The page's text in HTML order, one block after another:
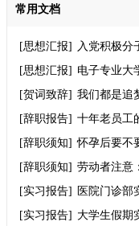
常用文档
[思想汇报]
入党积极分
[思想汇报] 电子专业大
[贺词致辞] 我们都是追
录
[辞职报告] 十年老员工
[辞职须知] 怀孕后要不
[辞职须知] 劳动者注意
到！
[实习报告]
医院门诊部
[实习报告] 大学生假期